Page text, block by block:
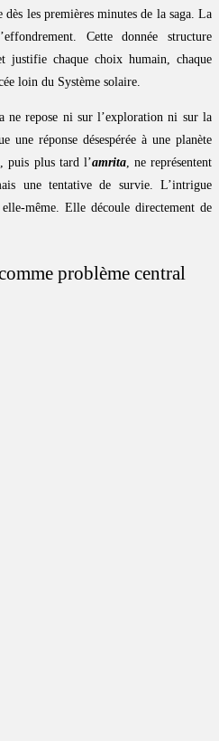
dès les premières minutes de la saga. La
Cette donnée structure
justifie chaque choix humain, chaque
loin du Système solaire.
ne repose ni sur l’exploration ni sur la
une réponse désespérée à une planète
, puis plus tard l’amrita, ne représentent
une tentative de survie. L’intrigue
même. Elle découle directement de
problème central